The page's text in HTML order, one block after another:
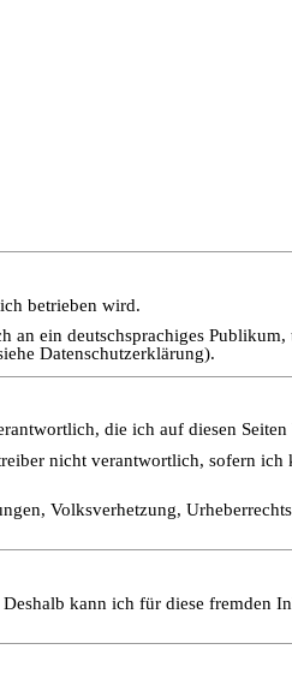
betrieben wird.
an ein deutschsprachiges
Datenschutzerklärung).
die ich auf diesen Seiten
nicht verantwortlich, sofern
Volksverhetzung,
kann ich für diese fremden